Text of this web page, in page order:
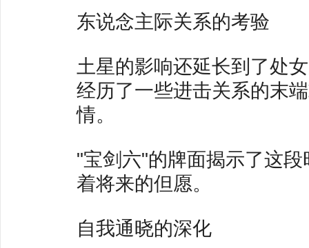
东说念主际关系的考验
土星的影响还延长到了处
经历了一些进击关系的末
情。
"宝剑六"的牌面揭示了这
着将来的但愿。
自我通晓的深化